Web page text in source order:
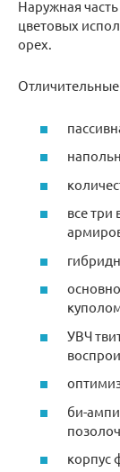
Наружная
цветовых
орех.
все
УВЧ
би-
корпус